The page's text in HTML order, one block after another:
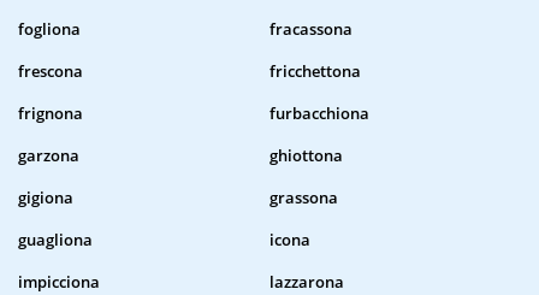
fogliona
fracassona
frescona
fricchettona
frignona
furbacchiona
garzona
ghiottona
gigiona
grassona
guagliona
icona
impicciona
lazzarona